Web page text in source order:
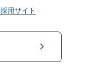
採用サイト